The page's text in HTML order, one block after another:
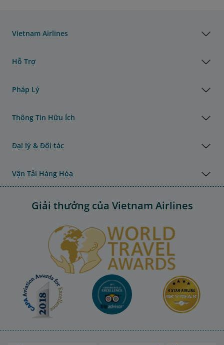
Vietnam Airlines
Hỗ Trợ
Pháp Lý
Thông Tin Hữu Ích
Đại lý & Đối tác
Vận Tải Hàng Hóa
Giải thưởng của Vietnam Airlines